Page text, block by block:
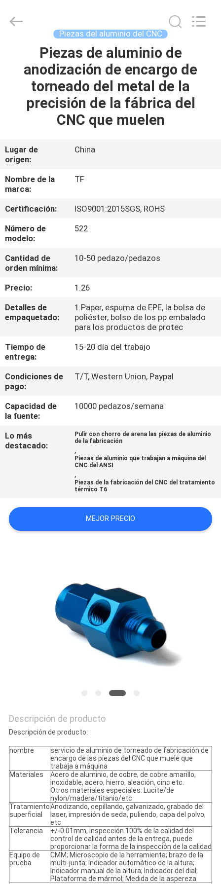
CASA.
PRODUCTOS
NOSOTROS
RECORRIDO
POR
LA
FÁBRICA
CONTROL
CALIDAD
CONTACTA
CON
NOSOTROS
NOTICIAS
SOLICITAR
UNA
DEL
SITIO
PRIVACIDAD
Tuofa
Technology
Piezas del aluminio del CNC
Piezas de aluminio de
anodización de encargo de
torneado del metal de la
precisión de la fábrica del
CNC que muelen
Lugar de
origen:
China
Nombre de la
marca:
TF
Certificación:
ISO9001:2015SGS, ROHS
Número de
modelo:
522
Cantidad de
orden mínima:
10-50 pedazo/pedazos
Precio:
1.26
Detalles de
empaquetado:
1.Paper, espuma de EPE, la bolsa de
poliéster, bolso de los pp embalado
para los productos de protec
Tiempo de
entrega:
15-20 día del trabajo
Condiciones de
pago:
T/T, Western Union, Paypal
Capacidad de
la fuente:
10000 pedazos/semana
Lo más
destacado:
Pulir con chorro de arena las piezas de aluminio
de la fabricación
,
Piezas de aluminio que trabajan a máquina del
CNC del ANSI
,
Piezas de la fabricación del CNC del tratamiento
térmico T6
MEJOR PRECIO
Descripción de producto
Descripción de producto:
nombre
servicio de aluminio de torneado de fabricación de
encargo de las piezas del CNC que muele que
trabaja a máquina
Materiales
Acero de aluminio, de cobre, de cobre amarillo,
inoxidable, acero, hierro, aleación, cinc etc.
Otros materiales especiales: Lucite/de
nylon/madera/titanio/etc
Tratamiento
superficial
Anodizando, cepillando, galvanizado, grabado del
laser, impresión de seda, puliendo, capa del polvo,
etc
Tolerancia
+/-0.01mm, inspección 100% de la calidad del
control de calidad antes de la entrega, puede
proporcionar la forma de la inspección de la calidad
Equipo de
prueba
CMM; Microscopio de la herramienta; brazo de la
multi-junta; Indicador automático de la altura;
Indicador manual de la altura; Indicador del dial;
Plataforma de mármol; Medida de la aspereza